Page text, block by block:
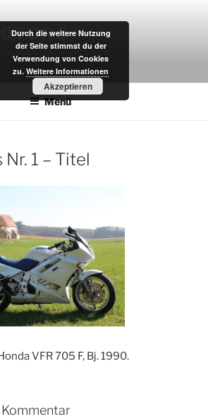
Best Times Outdoors.
Menü
1 – Titel
VFR 705 F, Bj. 1990.
Durch die weitere Nutzung
der Seite stimmst du der
Verwendung von Cookies
zu. Weitere Informationen
Akzeptieren